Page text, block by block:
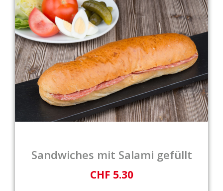
Sandwiches mit Salami gefüllt
CHF 5.30